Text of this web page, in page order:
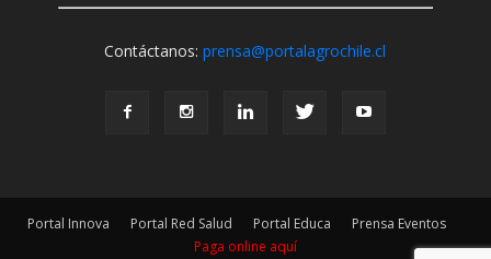
Contáctanos:prensa@portalagrochile.cl
Portal Innova Portal Red Salud Portal Educa
Prensa Eventos
Paga online aquí